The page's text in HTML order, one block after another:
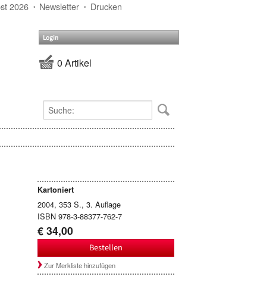
2026 Newsletter Drucken
Login
0 Artikel
Kartoniert
2004, 353 S., 3. Auflage
ISBN 978-3-88377-762-7
€ 34,00
Bestellen
Zur Merkliste hinzufügen